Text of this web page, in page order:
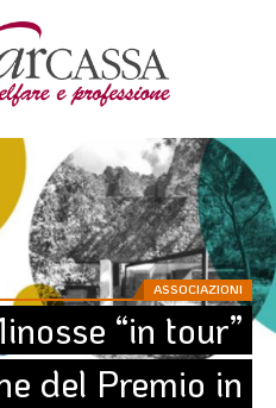
ASSOCIAZIONI
“in tour”
del Premio in